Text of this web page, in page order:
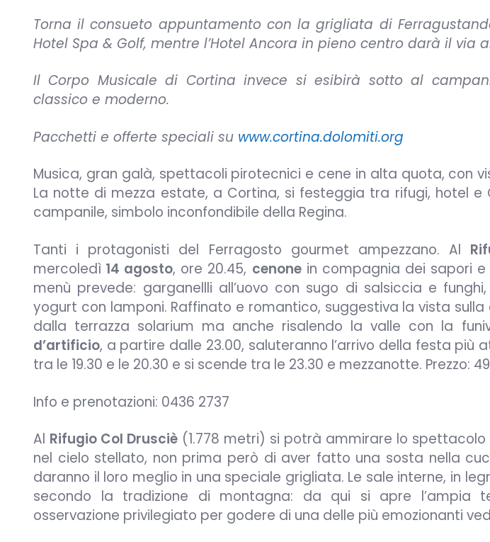
Torna il consueto appuntamento con la grigliata di
Hotel Spa & Golf, mentre l’Hotel Ancora in pieno centro darà il via
Il Corpo Musicale di Cortina invece si esibirà sotto al
classico e moderno.
Pacchetti e offerte speciali su www.cortina.dolomiti.org
Musica, gran galà, spettacoli pirotecnici e cene in alta quota, con
La notte di mezza estate, a Cortina, si festeggia tra rifugi, hotel
campanile, simbolo inconfondibile della Regina.
Tanti i protagonisti del Ferragosto gourmet ampezzano. Al
mercoledì 14 agosto, ore 20.45, cenonein compagnia dei sapori e
menù prevede: garganellli all’uovo con sugo di salsiccia e
yogurt con lamponi. Raffinato e romantico, suggestiva la vista
dalla terrazza solarium ma anche risalendo la valle con la
d’artificio, a partire dalle 23.00, saluteranno l’arrivo della festa più
tra le 19.30 e le 20.30 e si scende tra le 23.30 e mezzanotte. Prezzo:
Info e prenotazioni: 0436 2737
Al Rifugio Col Drusciè(1.778 metri) si potrà ammirare lo
nel cielo stellato, non prima però di aver fatto una sosta nella
daranno il loro meglio in una speciale grigliata. Le sale interne, in
secondo la tradizione di montagna: da qui si apre l’ampia
osservazione privilegiato per godere di una delle più emozionanti